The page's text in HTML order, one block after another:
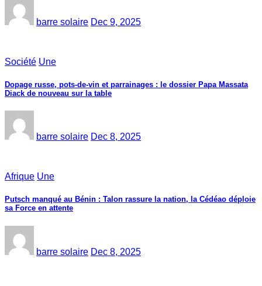
barre solaire Dec 9, 2025
Société Une
Dopage russe, pots-de-vin et parrainages : le dossier Papa Massata
Diack de nouveau sur la table
barre solaire Dec 8, 2025
Afrique Une
Putsch manqué au Bénin : Talon rassure la nation, la Cédéao déploie
sa Force en attente
barre solaire Dec 8, 2025